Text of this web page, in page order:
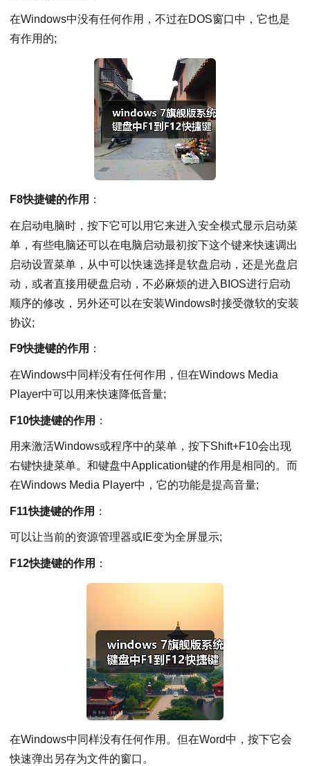
在Windows中没有任何作用，不过在DOS窗口中，它也是
有作用的;
F8快捷键的作用 ：
在启动电脑时，按下它可以用它来进入安全模式显示启动菜
单，有些电脑还可以在电脑启动最初按下这个键来快速调出
启动设置菜单，从中可以快速选择是软盘启动，还是光盘启
动，或者直接用硬盘启动，不必麻烦的进入BIOS进行启动
顺序的修改，另外还可以在安装Windows时接受微软的安装
协议;
F9快捷键的作用 ：
在Windows中同样没有任何作用，但在Windows Media
Player中可以用来快速降低音量;
F10快捷键的作用 ：
用来激活Windows或程序中的菜单，按下Shift+F10会出现
右键快捷菜单。和键盘中Application键的作用是相同的。而
在Windows Media Player中，它的功能是提高音量;
F11快捷键的作用 ：
可以让当前的资源管理器或IE变为全屏显示;
F12快捷键的作用 ：
在Windows中同样没有任何作用。但在Word中，按下它会
快速弹出另存为文件的窗口。